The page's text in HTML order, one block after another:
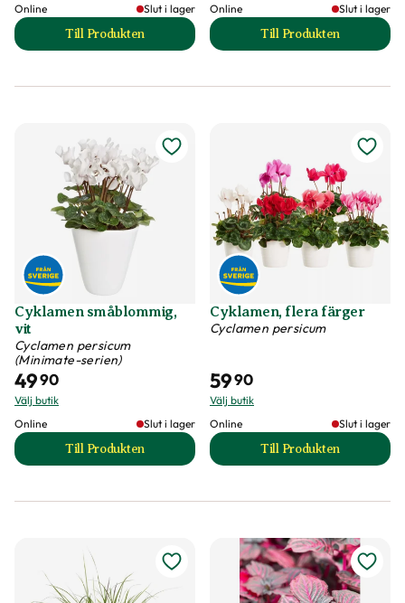
Online
Slut i lager
Till Produkten
till Cyklamen småblommig mix produktsida
Online
Slut i lager
Till Produkten
till Cyklamen
Cyklamen småblommig,
vit
Cyclamen persicum
(Minimate-serien)
4990
Välj butik
Online
Slut i lager
Till Produkten
till Cyklamen småblommig, vit produktsida
Cyklamen, flera färger
Cyclamen persicum
5990
Välj butik
Online
Slut i lager
Till Produkten
till Cyklamen,